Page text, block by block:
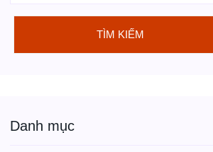
TÌM KIẾM
Danh mục